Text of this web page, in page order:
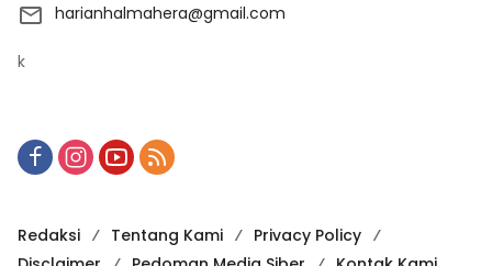
harianhalmahera@gmail.com
k
Redaksi Tentang Kami
Privacy Policy